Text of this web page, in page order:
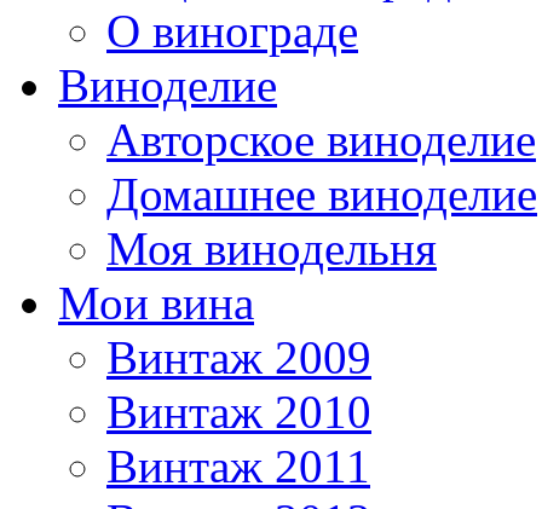
О винограде
Виноделие
Авторское виноделие
Домашнее виноделие
Моя винодельня
Мои вина
Винтаж 2009
Винтаж 2010
Винтаж 2011